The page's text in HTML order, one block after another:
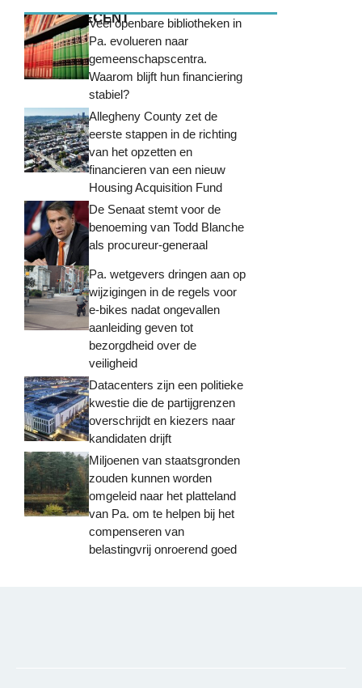
MEEST RECENTVeel openbare bibliotheken in
Pa. evolueren naar
gemeenschapscentra.
Waarom blijft hun financiering
stabiel?
Allegheny County zet de
eerste stappen in de richting
van het opzetten en
financieren van een nieuw
Housing Acquisition Fund
De Senaat stemt voor de
benoeming van Todd Blanche
als procureur-generaal
Pa. wetgevers dringen aan op
wijzigingen in de regels voor
e-bikes nadat ongevallen
aanleiding geven tot
bezorgdheid over de
veiligheid
Datacenters zijn een politieke
kwestie die de partijgrenzen
overschrijdt en kiezers naar
kandidaten drijft
Miljoenen van staatsgronden
zouden kunnen worden
omgeleid naar het platteland
van Pa. om te helpen bij het
compenseren van
belastingvrij onroerend goed